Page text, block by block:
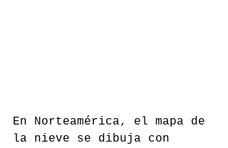
En Norteamérica, el mapa de
la nieve se dibuja con